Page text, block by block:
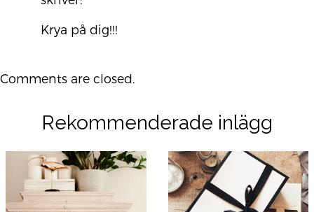
Krya på dig!!!
Comments are closed.
Rekommenderade inlägg